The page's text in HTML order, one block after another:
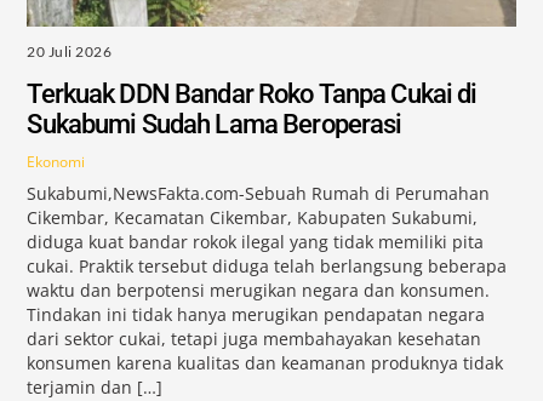
20 Juli 2026
Terkuak DDN Bandar Roko Tanpa Cukai di
Sukabumi Sudah Lama Beroperasi
Ekonomi
Sukabumi,NewsFakta.com-Sebuah Rumah di Perumahan
Cikembar, Kecamatan Cikembar, Kabupaten Sukabumi,
diduga kuat bandar rokok ilegal yang tidak memiliki pita
cukai. Praktik tersebut diduga telah berlangsung beberapa
waktu dan berpotensi merugikan negara dan konsumen.
Tindakan ini tidak hanya merugikan pendapatan negara
dari sektor cukai, tetapi juga membahayakan kesehatan
konsumen karena kualitas dan keamanan produknya tidak
terjamin dan […]